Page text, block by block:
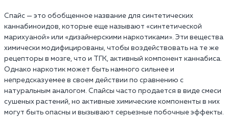
Спайс — это обобщенное название для синтетических
каннабиноидов, которые еще называют «синтетической
марихуаной» или «дизайнерскими наркотиками». Эти вещества
химически модифицированы, чтобы воздействовать на те же
рецепторы в мозге, что и ТГК, активный компонент каннабиса.
Однако наркотик может быть намного сильнее и
непредсказуемее в своем действии по сравнению с
натуральным аналогом. Спайсы часто продается в виде смеси
сушеных растений, но активные химические компоненты в них
могут быть опасны и вызывают серьезные побочные эффекты.